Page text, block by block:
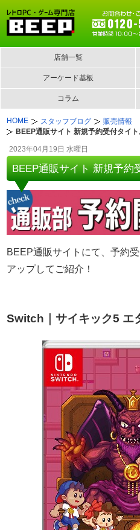
店舗一覧
アーケード基板
コラム
HOME スタッフブログ
販売情報
BEEP通販サイト 新規予約受付タイ
2023年04月19日 水曜日
BEEP通販サイト 新規予約
BEEP通販サイトにて、予約
アップしてご紹介！
Switch｜サイキック5 エ